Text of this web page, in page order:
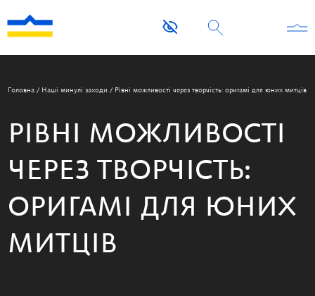
Головна / Наші минулі заходи / Рівні можливості через творчість: оригамі для юних митців
РІВНІ МОЖЛИВОСТІ
ЧЕРЕЗ ТВОРЧІСТЬ:
ОРИГАМІ ДЛЯ ЮНИХ
МИТЦІВ